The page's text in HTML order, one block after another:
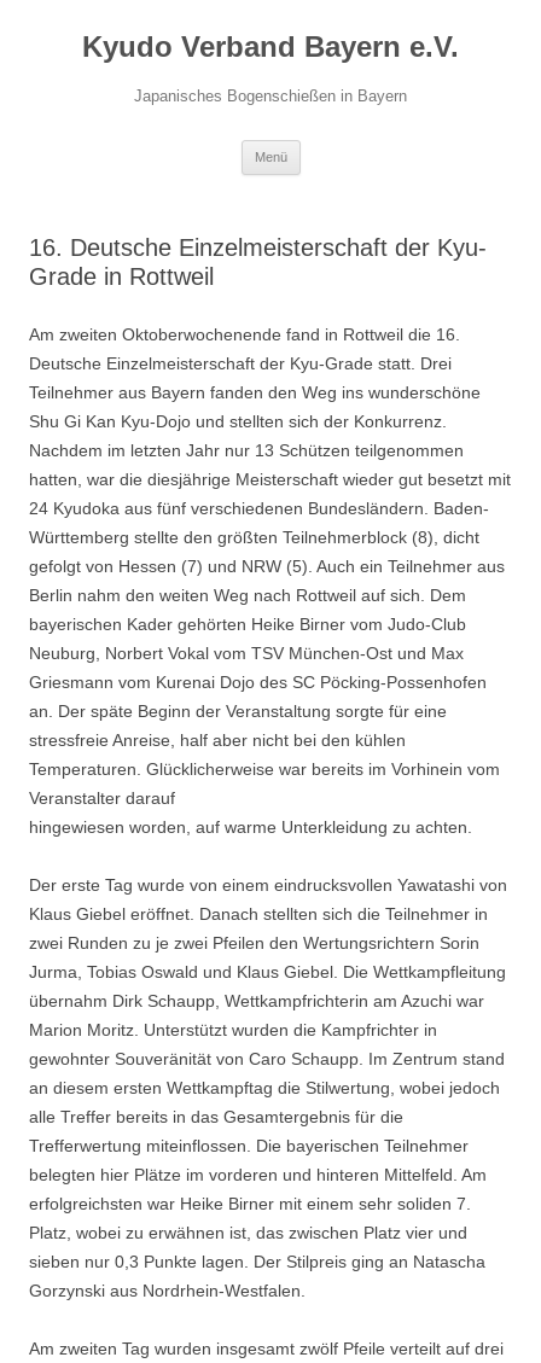
springenKyudo Verband Bayern e.V.
Japanisches Bogenschießen in Bayern
Menü
16. Deutsche Einzelmeisterschaft der Kyu-
Grade in Rottweil
Am zweiten Oktoberwochenende fand in Rottweil die 16.
Deutsche Einzelmeisterschaft der Kyu-Grade statt. Drei
Teilnehmer aus Bayern fanden den Weg ins wunderschöne
Shu Gi Kan Kyu-Dojo und stellten sich der Konkurrenz.
Nachdem im letzten Jahr nur 13 Schützen teilgenommen
hatten, war die diesjährige Meisterschaft wieder gut besetzt mit
24 Kyudoka aus fünf verschiedenen Bundesländern. Baden-
Württemberg stellte den größten Teilnehmerblock (8), dicht
gefolgt von Hessen (7) und NRW (5). Auch ein Teilnehmer aus
Berlin nahm den weiten Weg nach Rottweil auf sich. Dem
bayerischen Kader gehörten Heike Birner vom Judo-Club
Neuburg, Norbert Vokal vom TSV München-Ost und Max
Griesmann vom Kurenai Dojo des SC Pöcking-Possenhofen
an. Der späte Beginn der Veranstaltung sorgte für eine
stressfreie Anreise, half aber nicht bei den kühlen
Temperaturen. Glücklicherweise war bereits im Vorhinein vom
Veranstalter darauf
hingewiesen worden, auf warme Unterkleidung zu achten.
Der erste Tag wurde von einem eindrucksvollen Yawatashi von
Klaus Giebel eröffnet. Danach stellten sich die Teilnehmer in
zwei Runden zu je zwei Pfeilen den Wertungsrichtern Sorin
Jurma, Tobias Oswald und Klaus Giebel. Die Wettkampfleitung
übernahm Dirk Schaupp, Wettkampfrichterin am Azuchi war
Marion Moritz. Unterstützt wurden die Kampfrichter in
gewohnter Souveränität von Caro Schaupp. Im Zentrum stand
an diesem ersten Wettkampftag die Stilwertung, wobei jedoch
alle Treffer bereits in das Gesamtergebnis für die
Trefferwertung miteinflossen. Die bayerischen Teilnehmer
belegten hier Plätze im vorderen und hinteren Mittelfeld. Am
erfolgreichsten war Heike Birner mit einem sehr soliden 7.
Platz, wobei zu erwähnen ist, das zwischen Platz vier und
sieben nur 0,3 Punkte lagen. Der Stilpreis ging an Natascha
Gorzynski aus Nordrhein-Westfalen.
Am zweiten Tag wurden insgesamt zwölf Pfeile verteilt auf drei